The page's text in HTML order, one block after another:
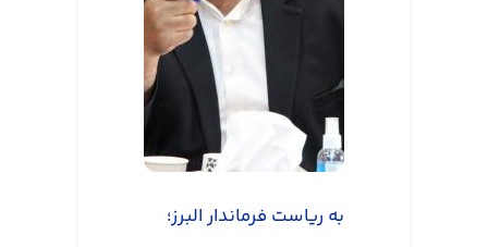
به ریاست فرماندار البرز؛